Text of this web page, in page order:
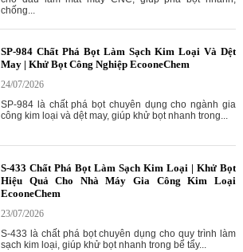
chống...
SP-984 Chất Phá Bọt Làm Sạch Kim Loại Và Dệt
May | Khử Bọt Công Nghiệp EcooneChem
24/07/2026
SP-984 là chất phá bọt chuyên dụng cho ngành gia
công kim loại và dệt may, giúp khử bọt nhanh trong...
S-433 Chất Phá Bọt Làm Sạch Kim Loại | Khử Bọt
Hiệu Quả Cho Nhà Máy Gia Công Kim Loại
EcooneChem
23/07/2026
S-433 là chất phá bọt chuyên dụng cho quy trình làm
sạch kim loại, giúp khử bọt nhanh trong bể tẩy...